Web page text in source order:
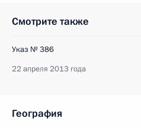
Смотрите также
Указ № 386
22 апреля 2013 года
География